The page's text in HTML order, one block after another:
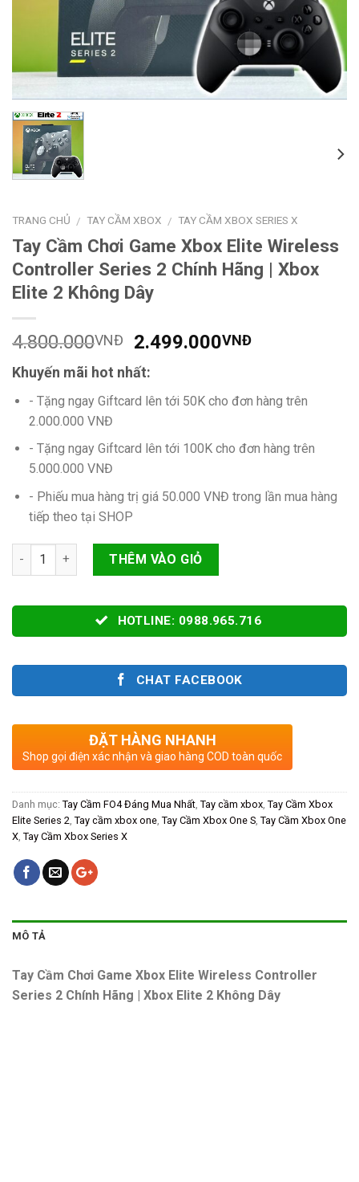
TRANG CHỦ / TAY CẦM XBOX / TAY CẦM XBOX SERIES X
Tay Cầm Chơi Game Xbox Elite Wireless
Controller Series 2 Chính Hãng | Xbox
Elite 2 Không Dây
4.800.000VNĐ 2.499.000VNĐ
Khuyến mãi hot nhất:
- Tặng ngay Giftcard lên tới 50K cho đơn hàng trên
2.000.000 VNĐ
- Tặng ngay Giftcard lên tới 100K cho đơn hàng trên
5.000.000 VNĐ
- Phiếu mua hàng trị giá 50.000 VNĐ trong lần mua hàng
tiếp theo tại SHOP
Số lượng THÊM VÀO GIỎ
HOTLINE: 0988.965.716
CHAT FACEBOOK
ĐẶT HÀNG NHANH
Shop gọi điện xác nhận và giao hàng COD toàn quốc
Danh mục: Tay Cầm FO4 Đáng Mua Nhất Tay cầm xbox Tay Cầm Xbox
Elite Series 2 Tay cầm xbox one Tay Cầm Xbox One S Tay Cầm Xbox One
X Tay Cầm Xbox Series X
MÔ TẢ
Tay Cầm Chơi Game Xbox Elite Wireless Controller
Series 2 Chính Hãng | Xbox Elite 2 Không Dây